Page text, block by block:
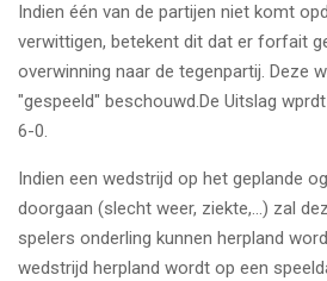
Indien één van de partijen niet komt
verwittigen, betekent dit dat er forfait
overwinning naar de tegenpartij. Deze
"gespeeld" beschouwd.De Uitslag
6-0.
Indien een wedstrijd op het geplande
doorgaan (slecht weer, ziekte,...) zal
spelers onderling kunnen herpland
wedstrijd herpland wordt op een